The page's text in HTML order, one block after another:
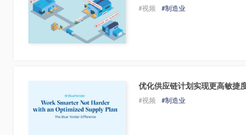
#视频 #制造业
优化供应链计划实现更高敏捷
#视频 #制造业